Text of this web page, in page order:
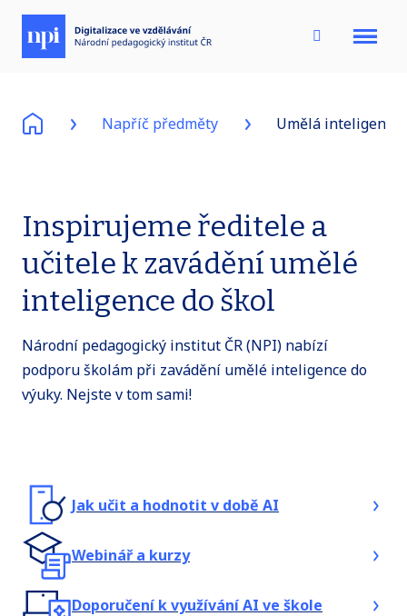
Menu
Napříč předměty Umělá inteligence
Inspirujeme ředitele a
učitele k zavádění umělé
inteligence do škol
Národní pedagogický institut ČR (NPI) nabízí
podporu školám při zavádění umělé inteligence do
výuky. Nejste v tom sami!
Jak učit a hodnotit v době AI
Webinář a kurzy
Doporučení k využívání AI ve škole